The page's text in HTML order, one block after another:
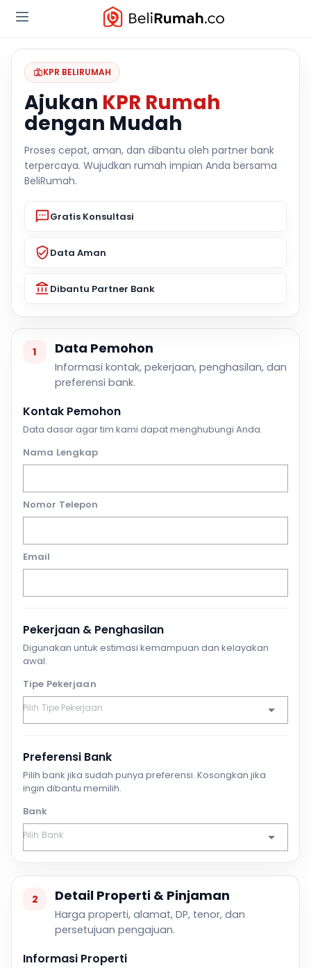
KPR BELIRUMAH
Ajukan KPR Rumah
dengan Mudah
Proses cepat, aman, dan dibantu oleh partner bank
terpercaya. Wujudkan rumah impian Anda bersama
BeliRumah.
Gratis Konsultasi
Data Aman
Dibantu Partner Bank
1 Data Pemohon
Informasi kontak, pekerjaan, penghasilan, dan
preferensi bank.
Kontak Pemohon
Data dasar agar tim kami dapat menghubungi Anda.
Nama Lengkap
Nomor Telepon
Email
Pekerjaan & Penghasilan
Digunakan untuk estimasi kemampuan dan kelayakan
awal.
Tipe Pekerjaan
Preferensi Bank
Pilih bank jika sudah punya preferensi. Kosongkan jika
ingin dibantu memilih.
Bank
2 Detail Properti & Pinjaman
Harga properti, alamat, DP, tenor, dan
persetujuan pengajuan.
Informasi Properti